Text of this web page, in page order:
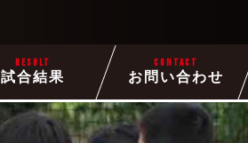
試合結果
RESULT
お問い合わせ
CONTACT